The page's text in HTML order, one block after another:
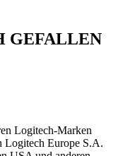
GEFALLEN
Logitech-Marken
Logitech Europe S.A.